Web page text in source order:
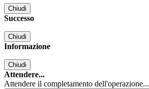
Chiudi
Successo
Chiudi
Informazione
Chiudi
Attendere...
Attendere il completamento dell'operazione...